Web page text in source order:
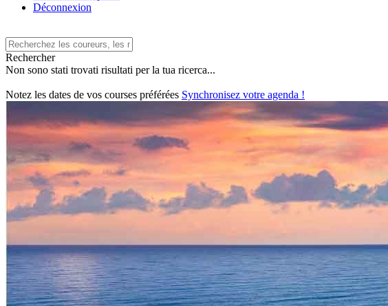
Déconnexion
Rechercher
Non sono stati trovati risultati per la tua ricerca...
Notez les dates de vos courses préférées Synchronisez votre agenda !